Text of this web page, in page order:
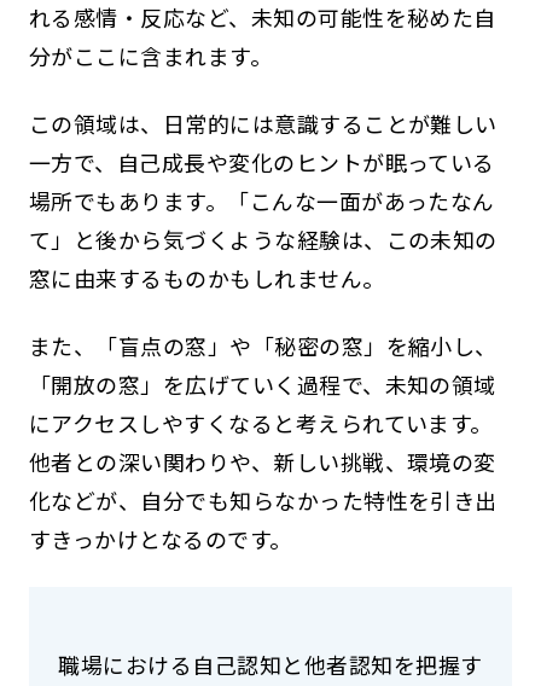
れる感情・反応など、未知の可能性を秘めた自
分がここに含まれます。
この領域は、日常的には意識することが難しい
一方で、自己成長や変化のヒントが眠っている
場所でもあります。「こんな一面があったなん
て」と後から気づくような経験は、この未知の
窓に由来するものかもしれません。
また、「盲点の窓」や「秘密の窓」を縮小し、
「開放の窓」を広げていく過程で、未知の領域
にアクセスしやすくなると考えられています。
他者との深い関わりや、新しい挑戦、環境の変
化などが、自分でも知らなかった特性を引き出
すきっかけとなるのです。
職場における自己認知と他者認知を把握す